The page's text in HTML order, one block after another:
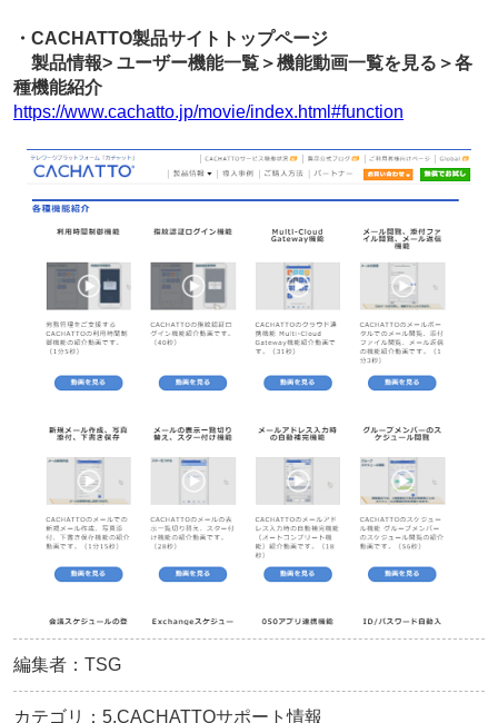
・CACHATTO製品サイトトップページ
製品情報> ユーザー機能一覧＞機能動画一覧を見る＞各
種機能紹介
https://www.cachatto.jp/movie/index.html#function
編集者：TSG
カテゴリ：5.CACHATTOサポート情報